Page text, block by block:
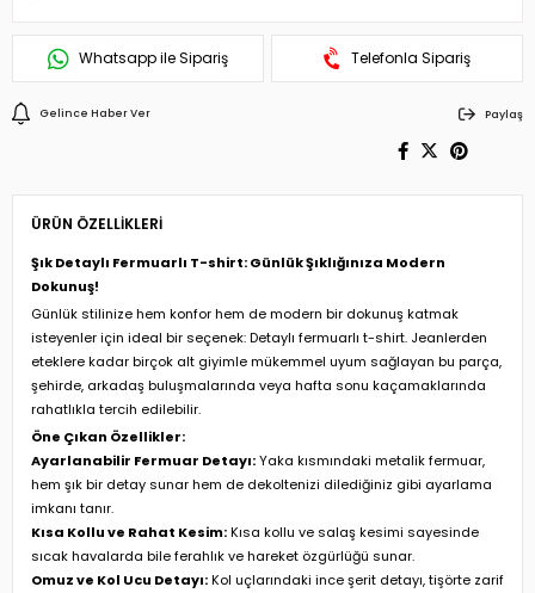
Whatsapp ile Sipariş Telefonla Sipariş
Gelince Haber Ver Paylaş
ÜRÜN ÖZELLIKLERI
Şık Detaylı Fermuarlı T-shirt: Günlük Şıklığınıza Modern
Dokunuş!
Günlük stilinize hem konfor hem de modern bir dokunuş katmak
isteyenler için ideal bir seçenek: Detaylı fermuarlı t-shirt. Jeanlerden
eteklere kadar birçok alt giyimle mükemmel uyum sağlayan bu parça,
şehirde, arkadaş buluşmalarında veya hafta sonu kaçamaklarında
rahatlıkla tercih edilebilir.
Öne Çıkan Özellikler:
Ayarlanabilir Fermuar Detayı:Yaka kısmındaki metalik fermuar,
hem şık bir detay sunar hem de dekoltenizi dilediğiniz gibi ayarlama
imkanı tanır.
Kısa Kollu ve Rahat Kesim:Kısa kollu ve salaş kesimi sayesinde
sıcak havalarda bile ferahlık ve hareket özgürlüğü sunar.
Omuz ve Kol Ucu Detayı:Kol uçlarındaki ince şerit detayı, tişörte zarif